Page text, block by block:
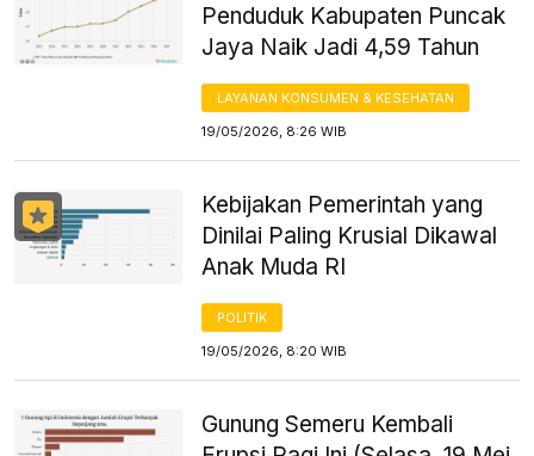
Penduduk Kabupaten Puncak
Jaya Naik Jadi 4,59 Tahun
LAYANAN KONSUMEN & KESEHATAN
19/05/2026, 8:26 WIB
Kebijakan Pemerintah yang
Dinilai Paling Krusial Dikawal
Anak Muda RI
POLITIK
19/05/2026, 8:20 WIB
Gunung Semeru Kembali